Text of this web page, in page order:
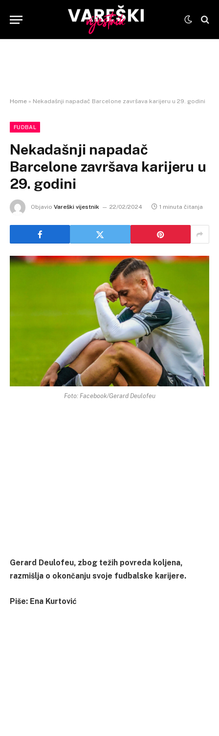
Home » Nekadašnji napadač Barcelone završava karijeru u 29. godini
FUDBAL
Nekadašnji napadač
Barcelone završava karijeru u
29. godini
Objavio Vareški vijestnik 22/02/2024 1 minuta čitanja
Foto: Facebook/Gerard Deulofeu
Gerard Deulofeu, zbog težih povreda koljena,
razmišlja o okončanju svoje fudbalske karijere.
Piše: Ena Kurtović